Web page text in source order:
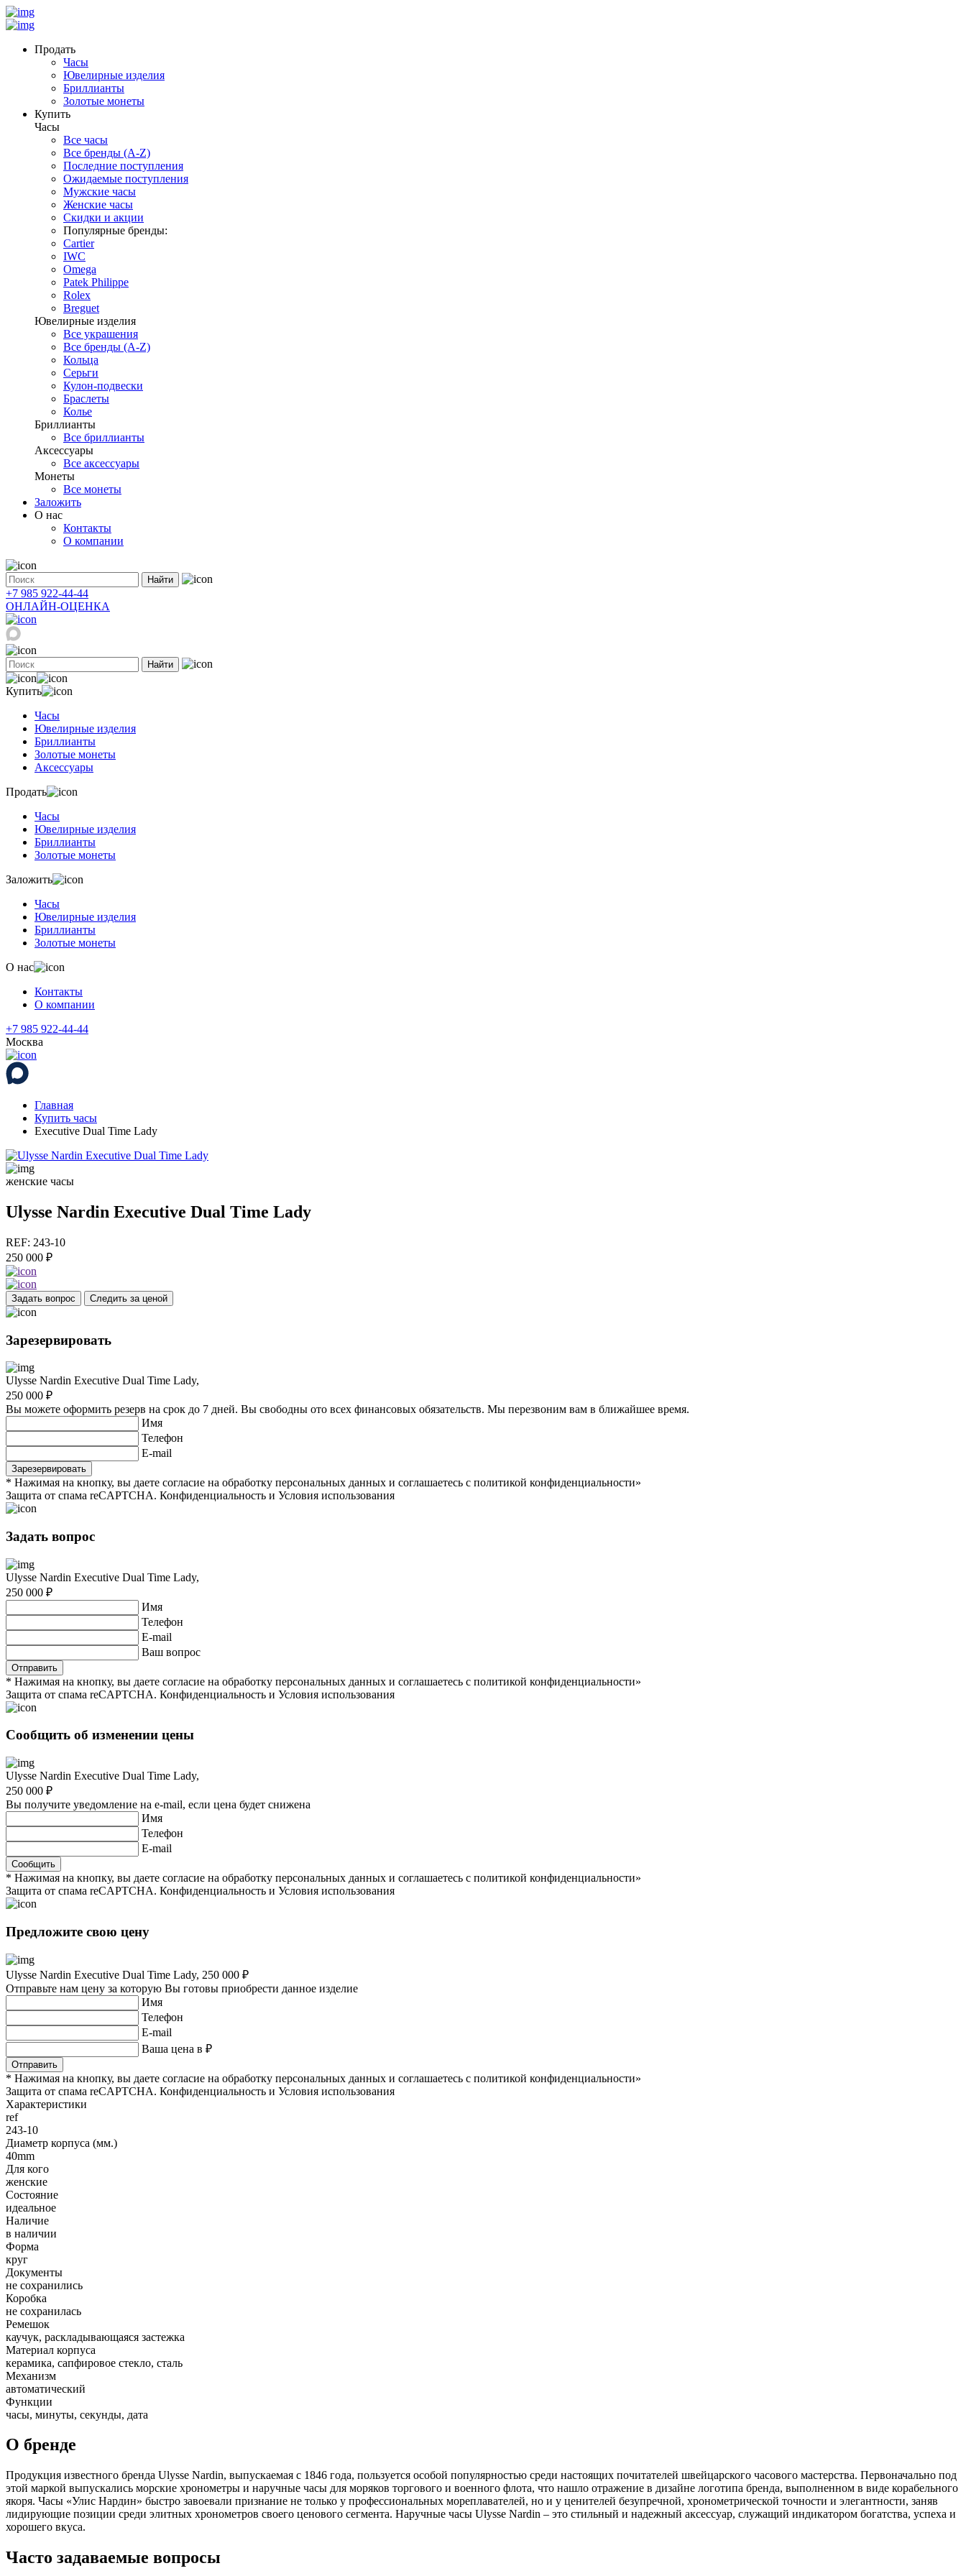
Продать
Часы
Ювелирные изделия
Бриллианты
Золотые монеты
Купить
Часы
Все часы
Все бренды (A-Z)
Последние поступления
Ожидаемые поступления
Мужские часы
Женские часы
Скидки и акции
Популярные бренды:
Cartier
IWC
Omega
Patek Philippe
Rolex
Breguet
Ювелирные изделия
Все украшения
Все бренды (A-Z)
Кольца
Серьги
Кулон-подвески
Браслеты
Колье
Бриллианты
Все бриллианты
Аксессуары
Все аксессуары
Монеты
Все монеты
Заложить
О нас
Контакты
О компании
Найти
+7 985 922-44-44
ОНЛАЙН-ОЦЕНКА
Найти
Купить
Часы
Ювелирные изделия
Бриллианты
Золотые монеты
Аксессуары
Продать
Часы
Ювелирные изделия
Бриллианты
Золотые монеты
Заложить
Часы
Ювелирные изделия
Бриллианты
Золотые монеты
О нас
Контакты
О компании
+7 985 922-44-44
Москва
Главная
Купить часы
Executive Dual Time Lady
женские часы
Ulysse Nardin Executive Dual Time Lady
REF: 243-10
250 000 ₽
Задать вопрос Следить за ценой
Зарезервировать
Ulysse Nardin Executive Dual Time Lady,
250 000 ₽
Вы можете оформить резерв на срок до 7 дней. Вы свободны ото всех финансовых обязательств. Мы перезвоним вам в ближайшее время.
Имя
Телефон
E-mail
* Нажимая на кнопку, вы даете согласие на обработку персональных данных и соглашаетесь c политикой конфиденциальности»
Защита от спама reCAPTCHA. Конфиденциальность и Условия использования
Задать вопрос
Ulysse Nardin Executive Dual Time Lady,
250 000 ₽
Имя
Телефон
E-mail
Ваш вопрос
* Нажимая на кнопку, вы даете согласие на обработку персональных данных и соглашаетесь c политикой конфиденциальности»
Защита от спама reCAPTCHA. Конфиденциальность и Условия использования
Сообщить об изменении цены
Ulysse Nardin Executive Dual Time Lady,
250 000 ₽
Вы получите уведомление на e-mail, если цена будет снижена
Имя
Телефон
E-mail
* Нажимая на кнопку, вы даете согласие на обработку персональных данных и соглашаетесь c политикой конфиденциальности»
Защита от спама reCAPTCHA. Конфиденциальность и Условия использования
Предложите свою цену
Ulysse Nardin Executive Dual Time Lady, 250 000 ₽
Отправьте нам цену за которую Вы готовы приобрести данное изделие
Имя
Телефон
E-mail
Ваша цена в ₽
* Нажимая на кнопку, вы даете согласие на обработку персональных данных и соглашаетесь c политикой конфиденциальности»
Защита от спама reCAPTCHA. Конфиденциальность и Условия использования
Характеристики
ref
243-10
Диаметр корпуса (мм.)
40mm
Для кого
женские
Состояние
идеальное
Наличие
в наличии
Форма
круг
Документы
не сохранились
Коробка
не сохранилась
Ремешок
каучук, раскладывающаяся застежка
Материал корпуса
керамика, сапфировое стекло, сталь
Механизм
автоматический
Функции
часы, минуты, секунды, дата
О бренде
Продукция известного бренда Ulysse Nardin, выпускаемая с 1846 года, пользуется особой популярностью среди настоящих почитателей швейцарского часового мастерства. Первоначально под
этой маркой выпускались морские хронометры и наручные часы для моряков торгового и военного флота, что нашло отражение в дизайне логотипа бренда, выполненном в виде корабельного
якоря. Часы «Улис Нардин» быстро завоевали признание не только у профессиональных мореплавателей, но и у ценителей безупречной, хронометрической точности и элегантности, заняв
лидирующие позиции среди элитных хронометров своего ценового сегмента. Наручные часы Ulysse Nardin – это стильный и надежный аксессуар, служащий индикатором богатства, успеха и
хорошего вкуса.
Часто задаваемые вопросы